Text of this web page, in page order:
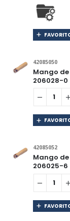
42085050
Mango de
206028-0
42085052
Mango de
206025-6